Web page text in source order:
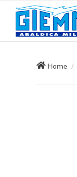
Home